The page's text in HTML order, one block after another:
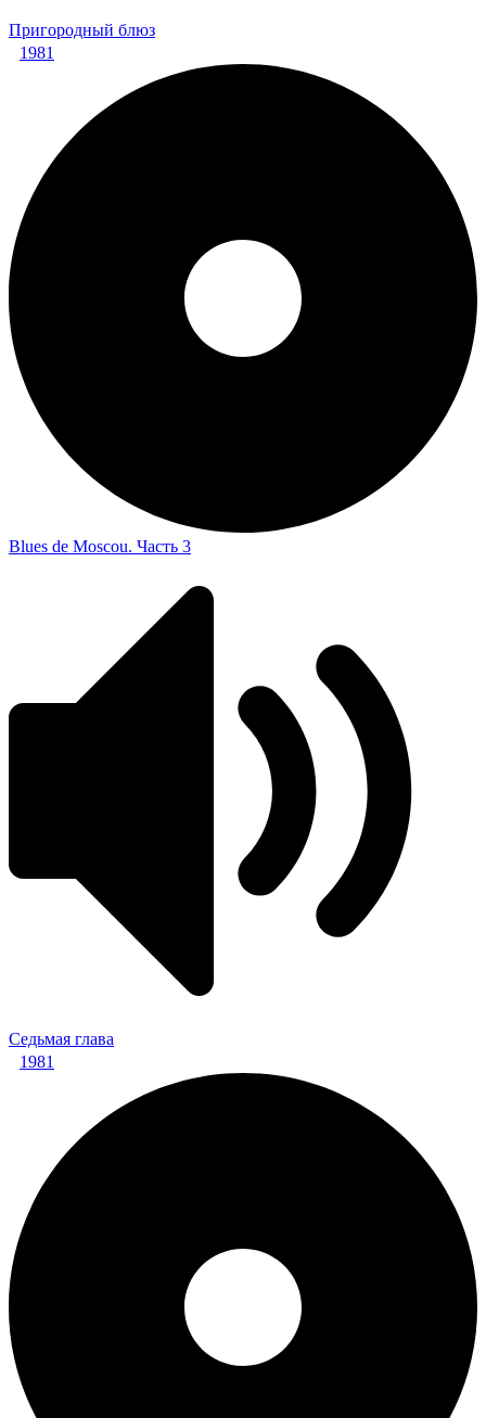
Пригородный блюз
1981
Blues de Moscou. Часть 3
Седьмая глава
1981